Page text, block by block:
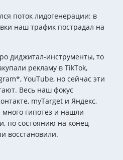
поток лидогенерации: в
наш трафик пострадал на
диджитал-инструменты, то
рекламу в TikTok,
YouTube, но сейчас эти
Весь наш фокус
myTarget и Яндекс,
много гипотез и нашли
по состоянию на конец
восстановили.